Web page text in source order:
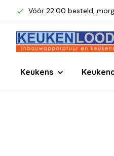
Vóór 22:00 besteld,
Keukens